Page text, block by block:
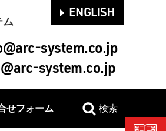
ム
system.co.jp
system.co.jp
ENGLISH
せフォーム 検索